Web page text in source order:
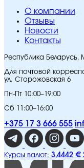
O компании
Отзывы
Новости
Контакты
Республика Беларусь,
Для почтовой
ул. Сторожовская 6
Пн-Пт 10:00–19:00
Сб 11:00–16:00
+375 17 3 666 555
Курсы валют: 3,4442 €